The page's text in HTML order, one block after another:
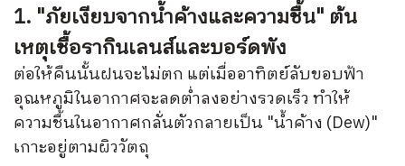
1. "ภัยเงียบจากน้ำค้างและความชื้น" ต้น
เหตุเชื้อรากินเลนส์และบอร์ดพัง
ต่อให้คืนนั้นฝนจะไม่ตก แต่เมื่ออาทิตย์ลับขอบฟ้า
อุณหภูมิในอากาศจะลดต่ำลงอย่างรวดเร็ว ทำให้
ความชื้นในอากาศกลั่นตัวกลายเป็น "น้ำค้าง (Dew)"
เกาะอยู่ตามผิววัตถุ